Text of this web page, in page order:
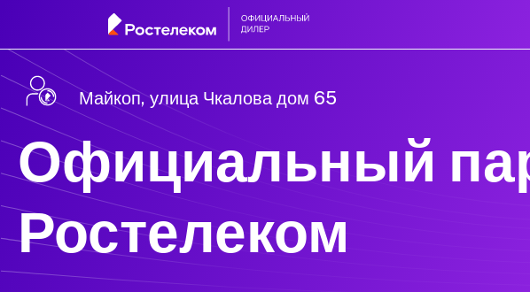
Майкоп, улица Чкалова дом 65
Официальный
Ростелеком